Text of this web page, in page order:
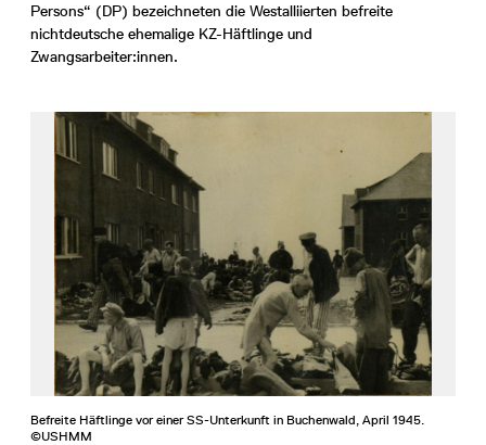
Persons“ (DP) bezeichneten die Westalliierten befreite
nichtdeutsche ehemalige KZ-Häftlinge und
Zwangsarbeiter:innen.
Befreite Häftlinge vor einer SS-Unterkunft in Buchenwald, April 1945.
©USHMM